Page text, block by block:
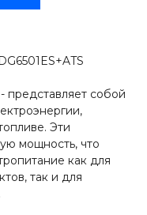
представляет собой
Эти
мощность, что
как для
так и для